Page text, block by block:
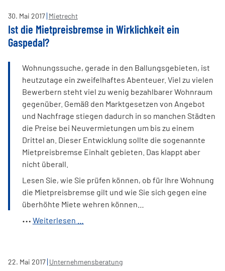
Verkehrsbetriebe
30. Mai 2017 Mietrecht
Ist die Mietpreisbremse in Wirklichkeit ein
Gaspedal?
Wohnungssuche, gerade in den Ballungsgebieten, ist
heutzutage ein zweifelhaftes Abenteuer. Viel zu vielen
Bewerbern steht viel zu wenig bezahlbarer Wohnraum
gegenüber. Gemäß den Marktgesetzen von Angebot
und Nachfrage stiegen dadurch in so manchen Städten
die Preise bei Neuvermietungen um bis zu einem
Drittel an. Dieser Entwicklung sollte die sogenannte
Mietpreisbremse Einhalt gebieten. Das klappt aber
nicht überall.
Lesen Sie, wie Sie prüfen können, ob für Ihre Wohnung
die Mietpreisbremse gilt und wie Sie sich gegen eine
überhöhte Miete wehren können…
Weiterlesen …
Wirklichkeit
22. Mai 2017 Unternehmensberatung